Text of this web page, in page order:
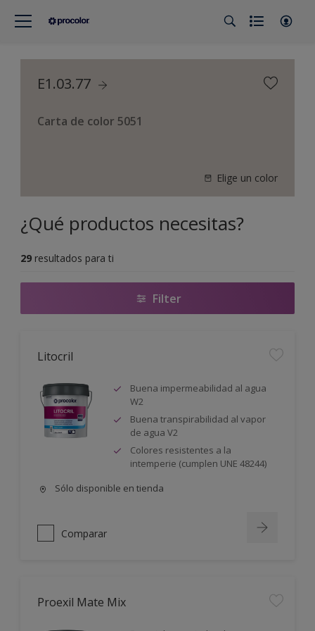
E1.03.77
Carta de color 5051
Elige un color
¿Qué productos necesitas?
29 resultados para ti
Filter
Litocril
Buena impermeabilidad al agua
W2
Buena transpirabilidad al vapor
de agua V2
Colores resistentes a la
intemperie (cumplen UNE 48244)
Sólo disponible en tienda
Comparar
Proexil Mate Mix